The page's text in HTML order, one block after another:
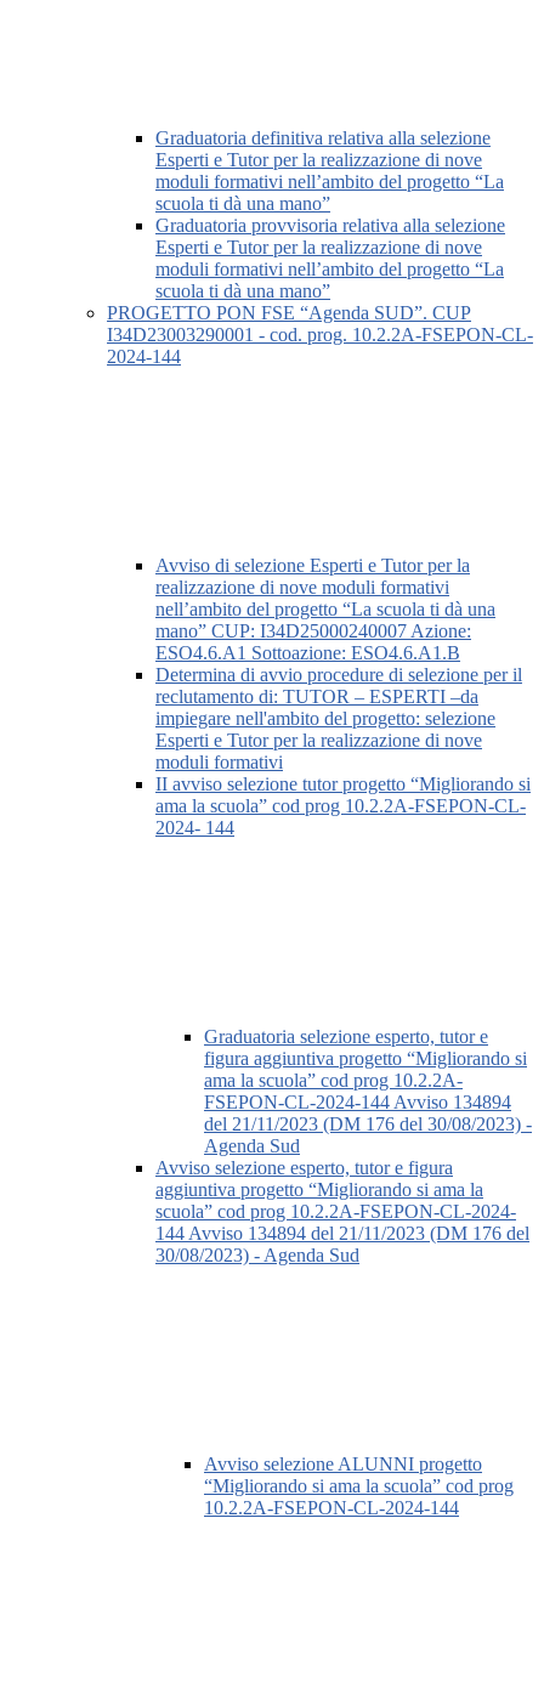
Graduatoria definitiva relativa alla selezione
Esperti e Tutor per la realizzazione di nove
moduli formativi nell’ambito del progetto “La
scuola ti dà una mano”
Graduatoria provvisoria relativa alla selezione
Esperti e Tutor per la realizzazione di nove
moduli formativi nell’ambito del progetto “La
scuola ti dà una mano”
PROGETTO PON FSE “Agenda SUD”. CUP
I34D23003290001 - cod. prog. 10.2.2A-FSEPON-CL-
2024-144
Avviso di selezione Esperti e Tutor per la
realizzazione di nove moduli formativi
nell’ambito del progetto “La scuola ti dà una
mano” CUP: I34D25000240007 Azione:
ESO4.6.A1 Sottoazione: ESO4.6.A1.B
Determina di avvio procedure di selezione per il
reclutamento di: TUTOR – ESPERTI –da
impiegare nell'ambito del progetto: selezione
Esperti e Tutor per la realizzazione di nove
moduli formativi
II avviso selezione tutor progetto “Migliorando si
ama la scuola” cod prog 10.2.2A-FSEPON-CL-
2024- 144
Graduatoria selezione esperto, tutor e
figura aggiuntiva progetto “Migliorando si
ama la scuola” cod prog 10.2.2A-
FSEPON-CL-2024-144 Avviso 134894
del 21/11/2023 (DM 176 del 30/08/2023) -
Agenda Sud
Avviso selezione esperto, tutor e figura
aggiuntiva progetto “Migliorando si ama la
scuola” cod prog 10.2.2A-FSEPON-CL-2024-
144 Avviso 134894 del 21/11/2023 (DM 176 del
30/08/2023) - Agenda Sud
Avviso selezione ALUNNI progetto
“Migliorando si ama la scuola” cod prog
10.2.2A-FSEPON-CL-2024-144